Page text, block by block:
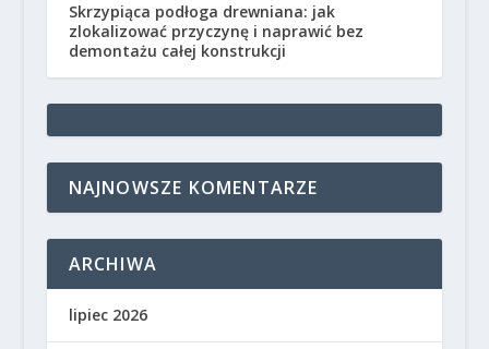
Skrzypiąca podłoga drewniana: jak
zlokalizować przyczynę i naprawić bez
demontażu całej konstrukcji
NAJNOWSZE KOMENTARZE
ARCHIWA
lipiec 2026